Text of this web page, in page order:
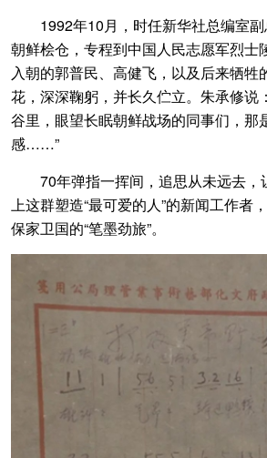
1992年10月，时任新华社总编室副
朝鲜桧仓，专程到中国人民志愿军烈士
入朝的郭普民、高健飞，以及后来牺牲
花，深深鞠躬，并长久伫立。朱承修说
谷里，眼望长眠朝鲜战场的同事们，那
感……”
70年弹指一挥间，追思从未远去，
上这群塑造“最可爱的人”的新闻工作者
保家卫国的“笔墨劲旅”。